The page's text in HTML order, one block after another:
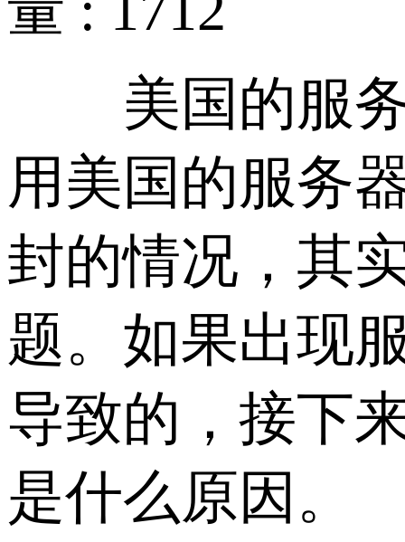
美国的服务
用美国的服务
封的情况，其
题。如果出现
导致的，接下
是什么原因。